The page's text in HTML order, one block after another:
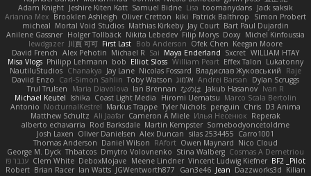
Adam Knight Jeshire Kiten Katt Samuel Bidne Lisa toomanydans Jack saksik
Arianna Mex Brooklen Ashleigh Oliver Cretton kiki Patrick Balthrop
Simon Probert
micheal Mortal Void Studios Mathias Kirkeby Jay Court Bart Paul Dujardin
Anilene Gassner Holger Tollbäck Nikita Lebedev Filip Morys Doxy Michel Kinfoussia
lewdgazer 川頁 可可 First Last Bob Anderson Ofek Chen Keegan Moore
David French Alex Pehotin Michael R Sai Maya Enderland Sxcret WILLIAM HTAY
Misa Vlogs Philipp Lehmann bob Elliot Sloss William Peart Effex Talon Lukatonny
NautiluStudios Chanakya Jay Lane Nicolas Fossard Владислав Жуковський
Raje
Daviid Enzo
Carl-Simon Sahlin Toby Watson אלמוג Andrei Barsan
Dylan Scruggs
Trul Trulsen
Maria Diavolova Ian Brennan なのは Jakub Hasanov Ivan R
Michael Keutel Ishika Coast Light Media Hiromi Uematsu Marco Scala Bertolin
Antonio NocturnalKestrel Markus Trappe Tyler Nichols penguin Chris D3 Anima
Matthew Schultz Ali Jaafar Cameron A Miele Илья Несенюк Reperak
alberto echavarria Rod Barksdale Martin Kempster Somebodyoncetoldme
Josh Laxen Oliver Danielsen Alex Duncan silas 2534455 Carro1001
Thomas Anderson Daniel Wilson RAfort Owen Maynard Nico Cloud
George M. Dyck Thbatcos Dmytro Volovnenko Stina Walberg Cosmas A Demetriou
ענבר פז Clem White DeboxMojave Meene Lindner Vincent Ludwig Kiefner BF2 _Pilot
Robert Brian Racer Ian Watts JGWentworth877 Gan3e46 Jean Dazzworks3d Kilian